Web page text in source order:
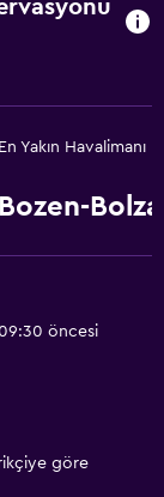
En Yakın Havalimanı
Bozen-
öncesi
göre